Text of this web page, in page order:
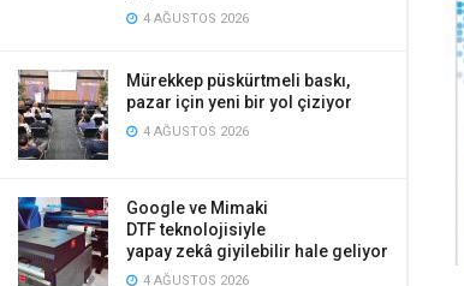
4 AĞUSTOS 2026
Mürekkep püskürtmeli baskı,
pazar için yeni bir yol çiziyor
4 AĞUSTOS 2026
Google ve Mimaki
DTF teknolojisiyle
yapay zekâ giyilebilir hale geliyor
4 AĞUSTOS 2026